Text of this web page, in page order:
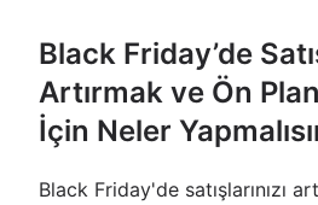
Black Friday’de
Artırmak ve Ön
İçin Neler
Black Friday'de satışlarınızı